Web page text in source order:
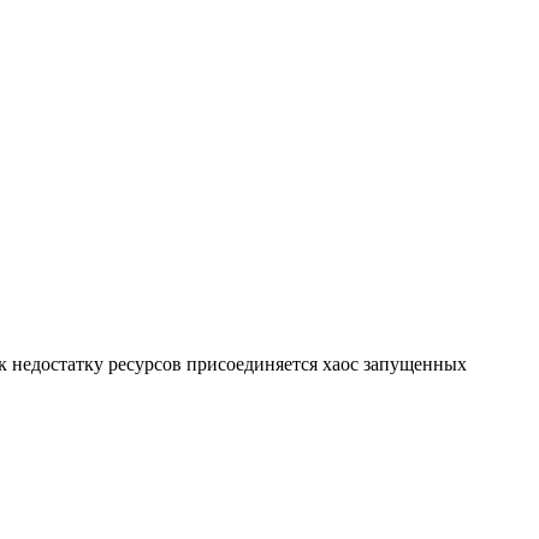
ресурсов присоединяется хаос запущенных